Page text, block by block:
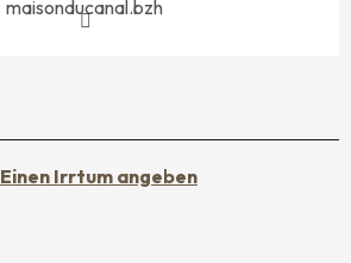
maisonducanal.bzh
Einen Irrtum angeben